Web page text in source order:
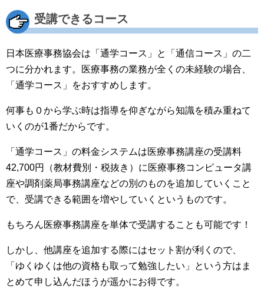
受講できるコース
日本医療事務協会は「通学コース」と「通信コース」の二
つに分かれます。医療事務の業務が全くの未経験の場合、
「通学コース」をおすすめします。
何事も０から学ぶ時は指導を仰ぎながら知識を積み重ねて
いくのが1番だからです。
「通学コース」の料金システムは医療事務講座の受講料
42,700円（教材費別・税抜き）に医療事務コンピュータ講
座や調剤薬局事務講座などの別のものを追加していくこと
で、受講できる範囲を増やしていくというものです。
もちろん医療事務講座を単体で受講することも可能です！
しかし、他講座を追加する際にはセット割が利くので、
「ゆくゆくは他の資格も取って勉強したい」という方はま
とめて申し込んだほうが遥かにお得です。